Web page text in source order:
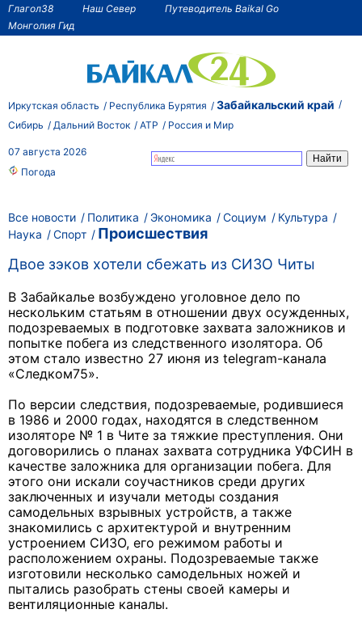
Глагол38 Наш Север
Путеводитель Baikal Go
Монголия Гид
Иркутская область Республика Бурятия Забайкальский край
Сибирь Дальний Восток АТР Россия и Мир
07 августа 2026
Погода
Все новости Политика Экономика Социум
Культура
Наука
Спорт
Происшествия
Двое зэков хотели сбежать из СИЗО Читы
В Забайкалье возбуждено уголовное дело по
нескольким статьям в отношении двух осужденных,
подозреваемых в подготовке захвата заложников и
попытке побега из следственного изолятора. Об
этом стало известно 27 июня из telegram-канала
«Следком75».
По версии следствия, подозреваемые, родившиеся
в 1986 и 2000 годах, находятся в следственном
изоляторе № 1 в Чите за тяжкие преступления. Они
договорились о планах захвата сотрудника УФСИН в
качестве заложника для организации побега. Для
этого они искали соучастников среди других
заключенных и изучали методы создания
самодельных взрывных устройств, а также
знакомились с архитектурой и внутренним
устроением СИЗО, его режимом работы и
расположением охраны. Подозреваемые также
изготовили несколько самодельных ножей и
пытались разобрать стены своей камеры и
вентиляционные каналы.